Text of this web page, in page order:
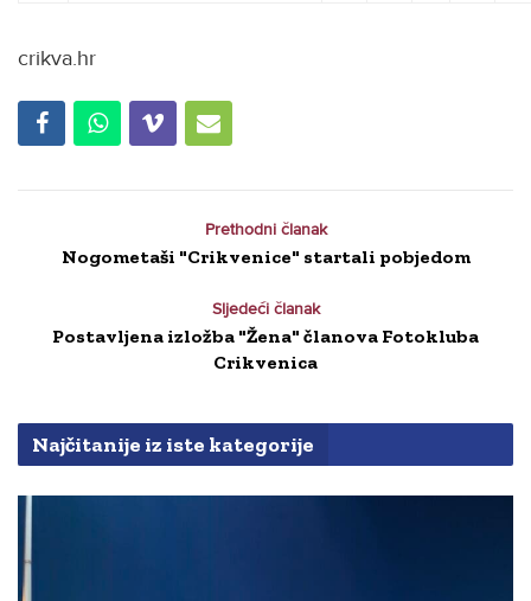
crikva.hr
Prethodni članak
Nogometaši "Crikvenice" startali pobjedom
Sljedeći članak
Postavljena izložba "Žena" članova Fotokluba
Crikvenica
Najčitanije iz iste kategorije